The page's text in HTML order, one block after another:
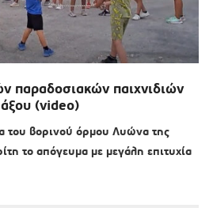
παραδοσιακών παιχνιδιών
(video)
του βορινού όρμου Λυώνα της
το απόγευμα με μεγάλη επιτυχία